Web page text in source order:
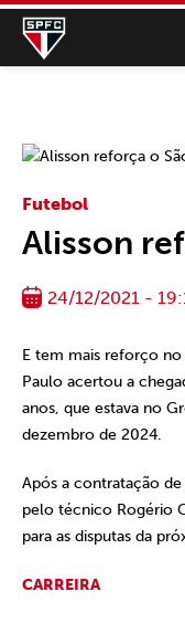
Futebol
Alisson
24/12/2021 -
E tem mais reforço
Paulo acertou a
anos, que estava no
dezembro de 2024.
Após a contratação
pelo técnico Rogério
para as disputas da
CARREIRA